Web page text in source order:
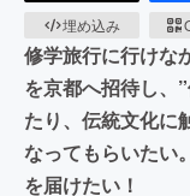
埋め込み
修学旅行に行けな
を京都へ招待し、
たり、伝統文化に
なってもらいたい
を届けたい！